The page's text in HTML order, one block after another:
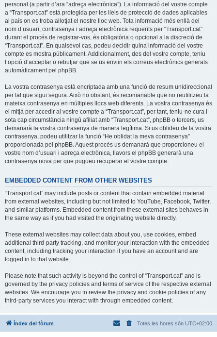
personal (a partir d’ara “adreça electrònica”). La informació del vostre compte
a “Transport.cat” està protegida per les lleis de protecció de dades aplicables
al país on es troba allotjat el nostre lloc web. Tota informació més enllà del
nom d’usuari, contrasenya i adreça electrònica requerits per “Transport.cat”
durant el procés de registrar-vos, és obligatòria o opcional a la discreció de
“Transport.cat”. En qualsevol cas, podeu decidir quina informació del vostre
compte es mostra públicament. Addicionalment, des del vostre compte, teniu
l’opció d’acceptar o rebutjar que se us enviïn els correus electrònics generats
automàticament pel phpBB.
La vostra contrasenya està encriptada amb una funció de resum unidireccional
per tal que sigui segura. Això no obstant, és recomanable que no reutilitzeu la
mateixa contrasenya en múltiples llocs web diferents. La vostra contrasenya és
el mitjà per accedir al vostre compte a “Transport.cat”, per tant, teniu-ne cura i
sota cap circumstància ningú afiliat amb “Transport.cat”, phpBB o tercers, us
demanarà la vostra contrasenya de manera legítima. Si us oblideu de la vostra
contrasenya, podeu utilitzar la funció “He oblidat la meva contrasenya”
proporcionada pel phpBB. Aquest procés us demanarà que proporcioneu el
vostre nom d’usuari i adreça electrònica, llavors el phpBB generarà una
contrasenya nova per que pugueu recuperar el vostre compte.
EMBEDDED CONTENT FROM OTHER WEBSITES
“Transport.cat” may include posts or content that contain embedded material
from external websites, including but not limited to YouTube, Facebook, Twitter,
and similar platforms. Embedded content from these external sites behaves in
the same way as if you had visited the originating website directly.
These external websites may collect data about you, use cookies, embed
additional third-party tracking, and monitor your interaction with the embedded
content, including tracking your interaction if you have an account and are
logged in to that website.
Please note that such activity is beyond the control of “Transport.cat” and is
governed by the privacy policies and terms of service of the respective external
websites. We encourage you to review the privacy and cookie policies of any
third-party services you interact with through embedded content.
Índex del fòrum Totes les hores són UTC+02:00